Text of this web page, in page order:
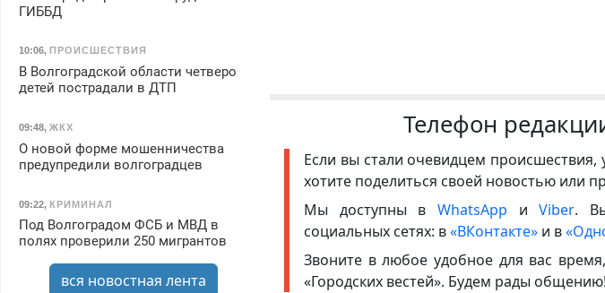
Телефон
Если вы стали очевидцем
хотите поделиться своей новостью или
Мы доступны в WhatsApp иViber.
социальных сетях: в«ВКонтакте» и в
Звоните в любое удобное для вас
«Городских вестей». Будем рады общению!
ГИББД
10:06, ПРОИСШЕСТВИЯ
В Волгоградской области четверо
детей пострадали в ДТП
09:48, ЖКХ
О новой форме мошенничества
предупредили волгоградцев
09:22, КРИМИНАЛ
Под Волгоградом ФСБ и МВД в
полях проверили 250 мигрантов
вся новостная лента